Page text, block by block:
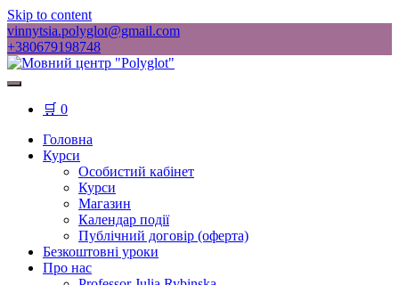
Skip to content
vinnytsia.polyglot@gmail.com
+380679198748
🛒 0
Головна
Курси
Особистий кабінет
Курси
Магазин
Календар події
Публічний договір (оферта)
Безкоштовні уроки
Про нас